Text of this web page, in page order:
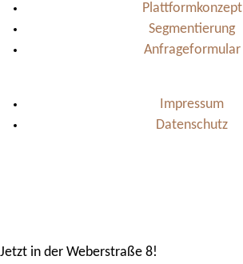
Plattformkonzept
Segmentierung
Anfrageformular
Impressum
Datenschutz
Jetzt in der Weberstraße 8!